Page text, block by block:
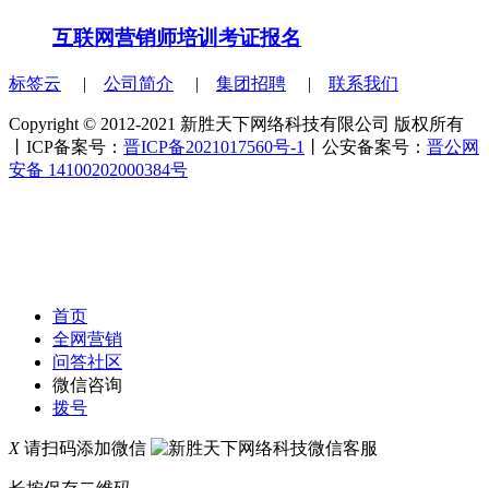
互联网营销师培训考证报名
标签云 | 公司简介 | 集团招聘 | 联系我们
Copyright © 2012-2021 新胜天下网络科技有限公司 版权所有
丨ICP备案号： 晋ICP备2021017560号-1 丨公安备案号： 晋公网
安备 14100202000384号
首页
全网营销
问答社区
微信咨询
拨号
X请扫码添加微信